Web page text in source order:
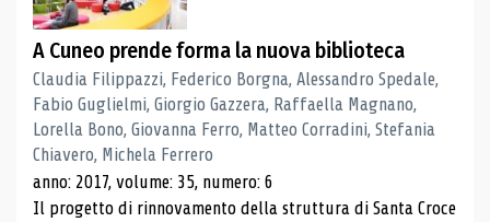
A Cuneo prende forma la nuova biblioteca
Claudia Filippazzi, Federico Borgna, Alessandro Spedale,
Fabio Guglielmi, Giorgio Gazzera, Raffaella Magnano,
Lorella Bono, Giovanna Ferro, Matteo Corradini, Stefania
Chiavero, Michela Ferrero
anno: 2017, volume: 35, numero: 6
Il progetto di rinnovamento della struttura di Santa Croce